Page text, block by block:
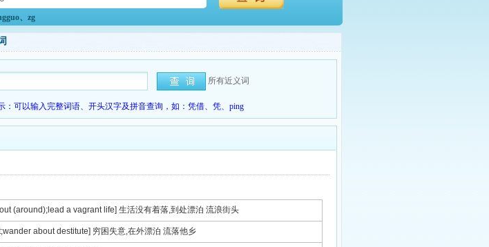
、zg
所有近义词
：可以输入完整词语、开头汉字及拼音查询，如：凭借、凭、ping
(around);lead a vagrant life] 生活没有着落,到处漂泊 流浪街头
about destitute] 穷困失意,在外漂泊 流落他乡